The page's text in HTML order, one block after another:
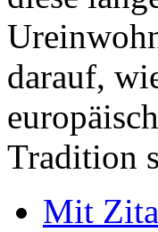
darauf,
Tradition
Mit